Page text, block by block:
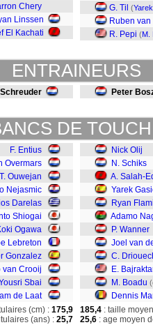
Chery
Linssen
El Kachati
G. Til (
Ruben
R. Pepi (M.
ENTRAINEURS
Peter
DE
F. Entius
Overmars
T. Ouwejan
Nejasmic
Darelas
Shiogai
Ogawa
Lebreton
Gonzalez
van Crooij
Sbai
de Laat
Nick Olij
N. Schiks
A. Salah-
Yarek
Ryan
Adamo
P. Wanner
Joel van
C.
E.
M. Boadu
Dennis
(cm) : 175,9
(ans) : 25,7
185,4 : taille
25,6 : age moyen